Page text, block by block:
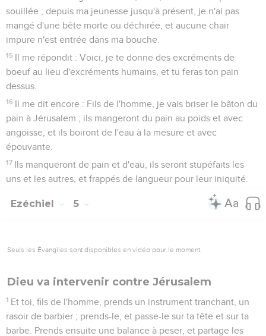
souillée ; depuis ma jeunesse jusqu'à présent, je n'ai pas
mangé d'une bête morte ou déchirée, et aucune chair
impure n'est entrée dans ma bouche.
15 Il me répondit : Voici, je te donne des excréments de
boeuf au lieu d'excréments humains, et tu feras ton pain
dessus.
16 Il me dit encore : Fils de l'homme, je vais briser le bâton du
pain à Jérusalem ; ils mangeront du pain au poids et avec
angoisse, et ils boiront de l'eau à la mesure et avec
épouvante.
17 Ils manqueront de pain et d'eau, ils seront stupéfaits les
uns et les autres, et frappés de langueur pour leur iniquité.
Ezéchiel 5
Seuls les Évangiles sont disponibles en vidéo pour le moment.
Dieu va intervenir contre Jérusalem
1 Et toi, fils de l'homme, prends un instrument tranchant, un
rasoir de barbier ; prends-le, et passe-le sur ta tête et sur ta
barbe. Prends ensuite une balance à peser, et partage les